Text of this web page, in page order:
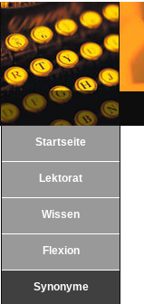
Startseite
Lektorat
Wissen
Flexion
Synonyme